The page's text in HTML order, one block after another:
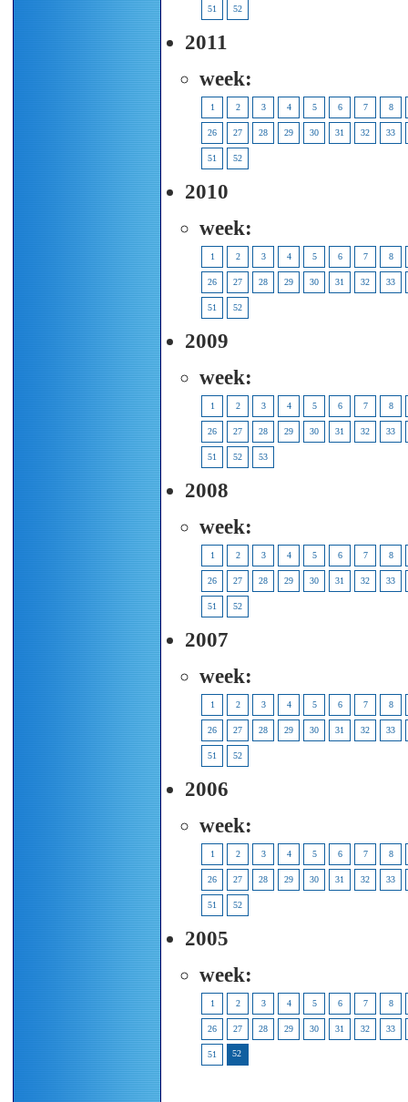
51 52
2011
week:
1 2 3 4 5 6 7 8
26 27 28 29 30 31 32 33
51 52
2010
week:
1 2 3 4 5 6 7 8
26 27 28 29 30 31 32 33
51 52
2009
week:
1 2 3 4 5 6 7 8
26 27 28 29 30 31 32 33
51 52 53
2008
week:
1 2 3 4 5 6 7 8
26 27 28 29 30 31 32 33
51 52
2007
week:
1 2 3 4 5 6 7 8
26 27 28 29 30 31 32 33
51 52
2006
week:
1 2 3 4 5 6 7 8
26 27 28 29 30 31 32 33
51 52
2005
week:
1 2 3 4 5 6 7 8
26 27 28 29 30 31 32 33
51 52